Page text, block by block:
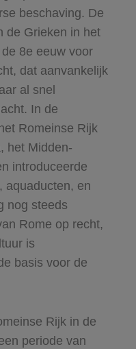
beschaving. De
de Grieken in het
8e eeuw voor
dat aanvankelijk
al snel
In de
Romeinse Rijk
het Midden-
introduceerde
aquaducten, en
nog steeds
Rome op recht,
is
basis voor de
Rijk in de
periode van